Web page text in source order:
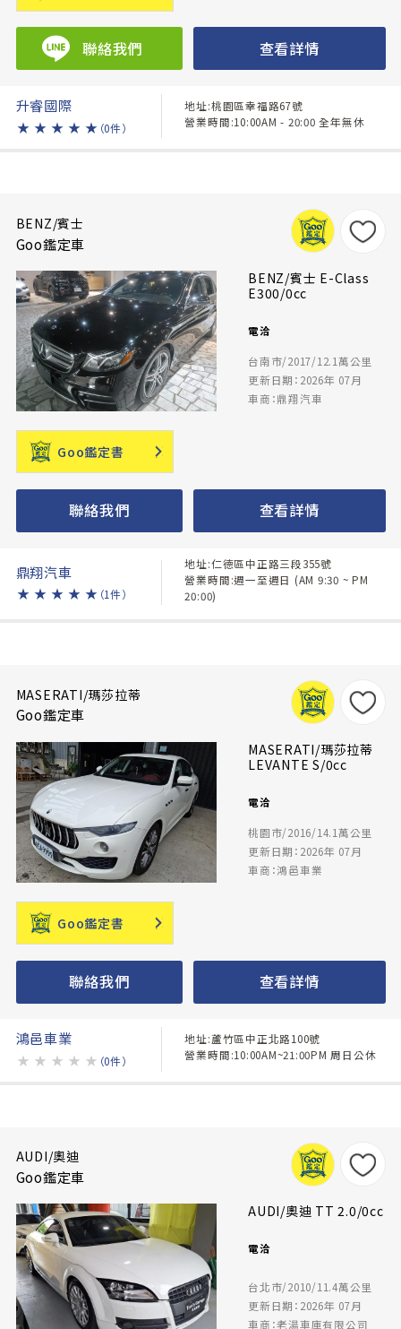
聯絡我們 查看詳情
升睿國際
★ ★ ★ ★ ★ （0件）
地址:桃園區幸福路67號
營業時間:10:00AM - 20:00 全年無休
BENZ/賓士
Goo鑑定車
BENZ/賓士 E-Class
E300/0cc
電洽
台南市/2017/12.1萬公里
更新日期：2026年 07月
車商：鼎翔汽車
Goo鑑定書
聯絡我們 查看詳情
鼎翔汽車
★ ★ ★ ★ ★ （1件）
地址:仁德區中正路三段355號
營業時間:週一至週日 (AM 9:30 ~ PM
20:00)
MASERATI/瑪莎拉蒂
Goo鑑定車
MASERATI/瑪莎拉蒂
LEVANTE S/0cc
電洽
桃園市/2016/14.1萬公里
更新日期：2026年 07月
車商：鴻邑車業
Goo鑑定書
聯絡我們 查看詳情
鴻邑車業
★ ★ ★ ★ ★ （0件）
地址:蘆竹區中正北路100號
營業時間:10:00AM~21:00PM 周日公休
AUDI/奧迪
Goo鑑定車
AUDI/奧迪 TT 2.0/0cc
電洽
台北市/2010/11.4萬公里
更新日期：2026年 07月
車商：老湯車庫有限公司